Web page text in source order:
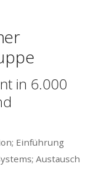
in 6.000
Einführung
Austausch